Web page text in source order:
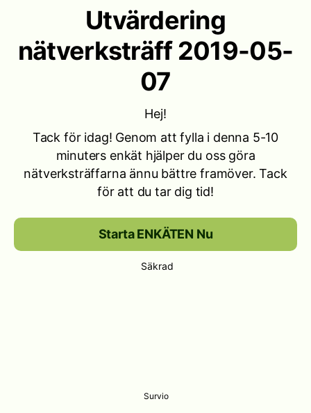
Utvärdering
nätverksträff 2019-05-
07
Hej!
Tack för idag! Genom att fylla i denna 5-10
minuters enkät hjälper du oss göra
nätverksträffarna ännu bättre framöver. Tack
för att du tar dig tid!
Starta ENKÄTEN Nu
Säkrad
Survio